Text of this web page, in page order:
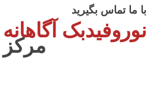
با ما تماس بگیرید
نوروفیدبک آگاهانه
مرکز